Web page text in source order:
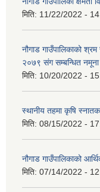
मिति: 11/22/2022 -
नौगाड गाउँपालिकाको
२०७९ संग सम्बन्धित नमूना
मिति: 10/20/2022 -
स्थानीय तहमा कृषि
मिति: 08/15/2022 -
नौगाड गाउँपालिकाको
मिति: 07/14/2022 -